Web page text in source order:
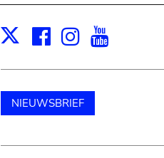
X Facebook
Instagram
NIEUWSBRIEF